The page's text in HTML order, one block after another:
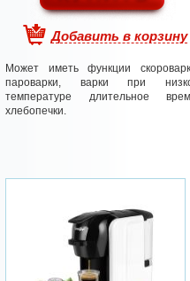
Добавить в корзину
Может иметь функции
пароварки, варки при
температуре длительное
хлебопечки.